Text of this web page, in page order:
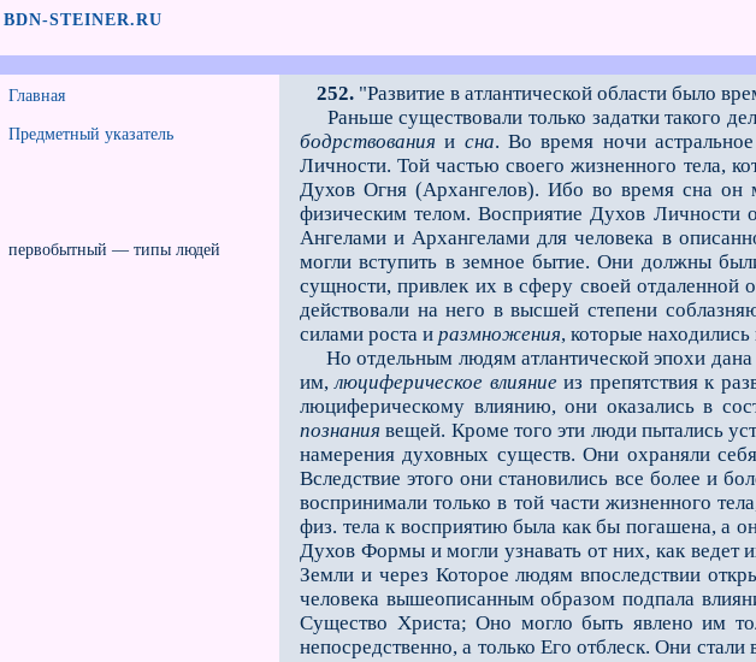
BDN-STEINER.RU
Главная
Предметный указатель
первобытный — типы людей
252. "Развитие в атлантической области было
Раньше существовали только задатки такого
бодрствования и сна. Во время ночи
Личности. Той частью своего жизненного тела,
Духов Огня (Архангелов). Ибо во время сна он
физическим телом. Восприятие Духов Личности
Ангелами и Архангелами для человека в
могли вступить в земное бытие. Они должны
сущности, привлек их в сферу своей отдаленной
действовали на него в высшей степени
силами роста и размножения, которые
Но отдельным людям атлантической эпохи дана
им,люциферическое влияние из препятствия к
люциферическому влиянию, они оказались в
познания вещей. Кроме того эти люди пытались
намерения духовных существ. Они охраняли
Вследствие этого они становились все более и
воспринимали только в той части жизненного
физ. тела к восприятию была как бы погашена, а
Духов Формы и могли узнавать от них, как
Земли и через Которое людям впоследствии
человека вышеописанным образом подпала
Существо Христа; Оно могло быть явлено им
непосредственно, а только Его отблеск. Они